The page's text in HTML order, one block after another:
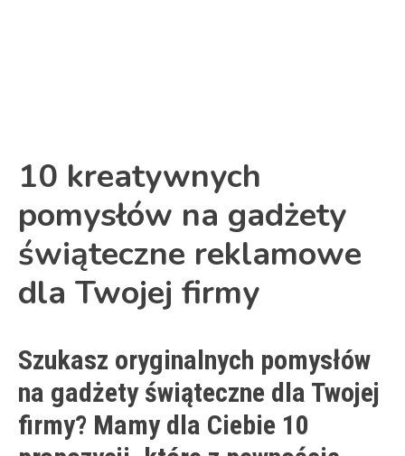
10 kreatywnych
pomysłów na gadżety
świąteczne reklamowe
dla Twojej firmy
Szukasz oryginalnych pomysłów
na gadżety świąteczne dla Twojej
firmy? Mamy dla Ciebie 10